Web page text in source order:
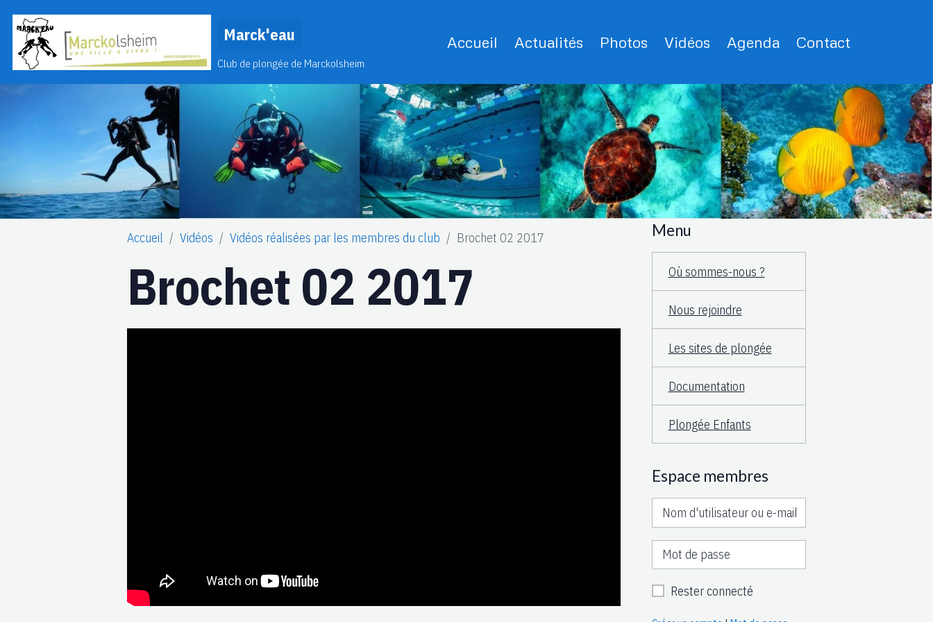
Marck'eau
Club de plongée de Marckolsheim
Accueil Actualités Photos Vidéos Agenda Contact
Accueil Vidéos Vidéos réalisées par les membres du club Brochet 02 2017
Brochet 02 2017
Menu
Où sommes-nous ?
Nous rejoindre
Les sites de plongée
Documentation
Plongée Enfants
Espace membres
Rester connecté